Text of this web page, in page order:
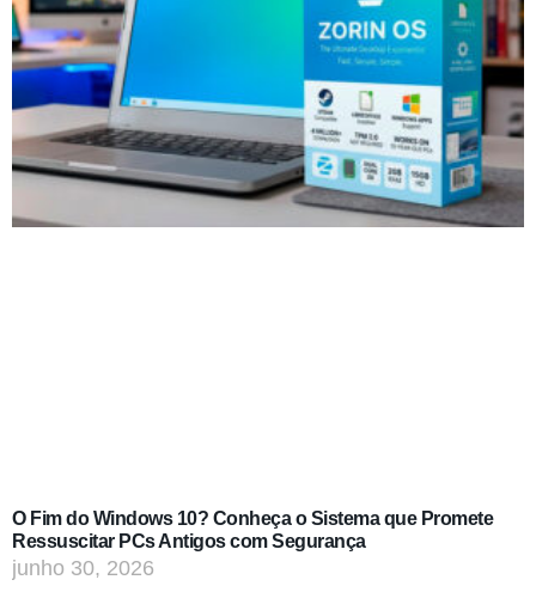
O Fim do Windows 10? Conheça o Sistema que Promete
Ressuscitar PCs Antigos com Segurança
junho 30, 2026